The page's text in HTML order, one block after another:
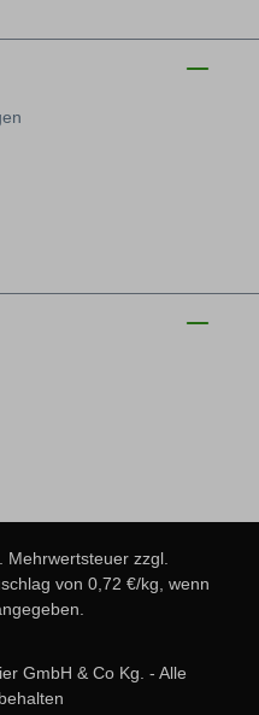
Mehrwertsteuer zzgl.
von 0,72 €/kg, wenn
GmbH & Co Kg. - Alle